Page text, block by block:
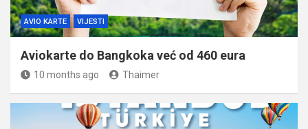
AVIO KARTE VIJESTI
Aviokarte do Bangkoka već od 460 eura
10 months ago Thaimer